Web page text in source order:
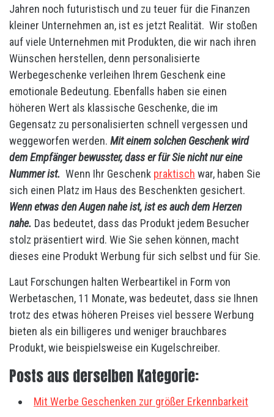
Jahren noch futuristisch und zu teuer für die Finanzen
kleiner Unternehmen an, ist es jetzt Realität. Wir stoßen
auf viele Unternehmen mit Produkten, die wir nach ihren
Wünschen herstellen, denn personalisierte
Werbegeschenke verleihen Ihrem Geschenk eine
emotionale Bedeutung. Ebenfalls haben sie einen
höheren Wert als klassische Geschenke, die im
Gegensatz zu personalisierten schnell vergessen und
weggeworfen werden. Mit einem solchen Geschenk wird
dem Empfänger bewusster, dass er für Sie nicht nur eine
Nummer ist. Wenn Ihr Geschenk praktisch war, haben Sie
sich einen Platz im Haus des Beschenkten gesichert.
Wenn etwas den Augen nahe ist, ist es auch dem Herzen
nahe. Das bedeutet, dass das Produkt jedem Besucher
stolz präsentiert wird. Wie Sie sehen können, macht
dieses eine Produkt Werbung für sich selbst und für Sie.
Laut Forschungen halten Werbeartikel in Form von
Werbetaschen, 11 Monate, was bedeutet, dass sie Ihnen
trotz des etwas höheren Preises viel bessere Werbung
bieten als ein billigeres und weniger brauchbares
Produkt, wie beispielsweise ein Kugelschreiber.
Posts aus derselben Kategorie:
Mit Werbe Geschenken zur größer Erkennbarkeit